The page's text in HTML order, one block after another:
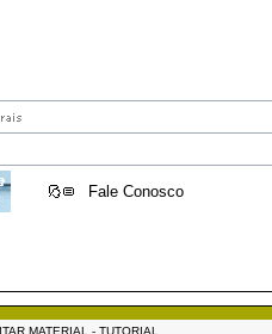
Fale Conosco
MATERIAL - TUTORIAL